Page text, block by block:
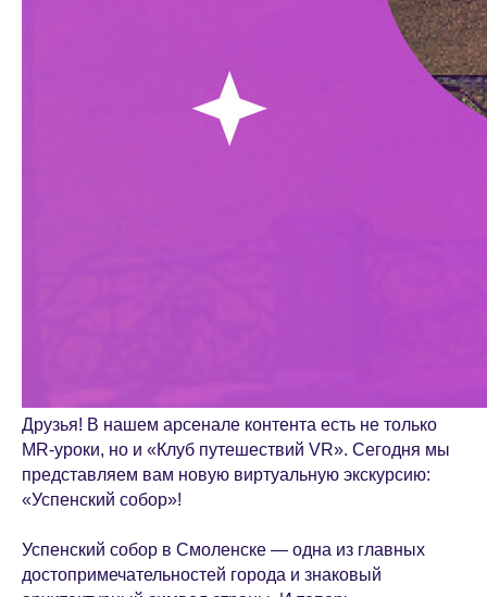
Друзья! В нашем арсенале контента есть не только
MR-уроки, но и «Клуб путешествий VR». Сегодня мы
представляем вам новую виртуальную экскурсию:
«Успенский собор»!
Успенский собор в Смоленске — одна из главных
достопримечательностей города и знаковый